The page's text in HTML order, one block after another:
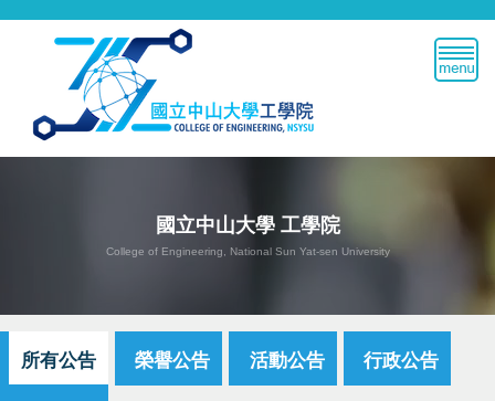
跳
區
國立中山大學 工學院
College of Engineering, National Sun Yat-sen University
所有公告 榮譽公告 活動公告 行政公告